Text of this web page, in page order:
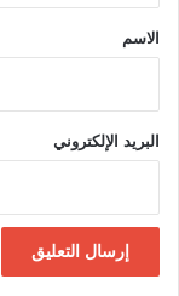
*الاسم
البريد الإلكتروني